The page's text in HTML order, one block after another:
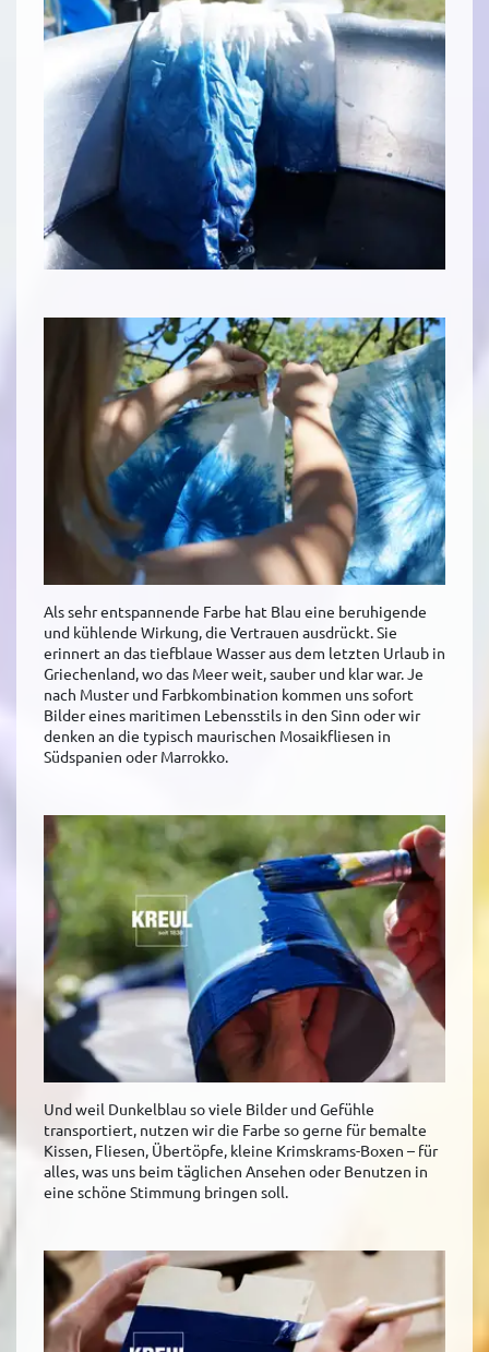
Als sehr entspannende Farbe hat Blau eine beruhigende
und kühlende Wirkung, die Vertrauen ausdrückt. Sie
erinnert an das tiefblaue Wasser aus dem letzten Urlaub in
Griechenland, wo das Meer weit, sauber und klar war. Je
nach Muster und Farbkombination kommen uns sofort
Bilder eines maritimen Lebensstils in den Sinn oder wir
denken an die typisch maurischen Mosaikfliesen in
Südspanien oder Marrokko.
Und weil Dunkelblau so viele Bilder und Gefühle
transportiert, nutzen wir die Farbe so gerne für bemalte
Kissen, Fliesen, Übertöpfe, kleine Krimskrams-Boxen – für
alles, was uns beim täglichen Ansehen oder Benutzen in
eine schöne Stimmung bringen soll.